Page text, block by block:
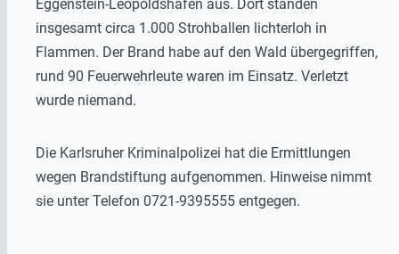
Eggenstein-Leopoldshafen aus. Dort standen
insgesamt circa 1.000 Strohballen lichterloh in
Flammen. Der Brand habe auf den Wald übergegriffen,
rund 90 Feuerwehrleute waren im Einsatz. Verletzt
wurde niemand.
Die Karlsruher Kriminalpolizei hat die Ermittlungen
wegen Brandstiftung aufgenommen. Hinweise nimmt
sie unter Telefon 0721-9395555 entgegen.